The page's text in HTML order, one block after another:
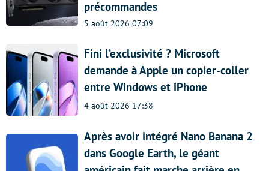
précommandes
5 août 2026 07:09
Fini l’exclusivité ? Microsoft
demande à Apple un copier-coller
entre Windows et iPhone
4 août 2026 17:38
Après avoir intégré Nano Banana 2
dans Google Earth, le géant